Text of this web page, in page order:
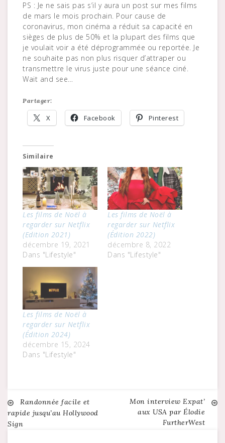
PS : Je ne sais pas s’il y aura un post sur mes films
de mars le mois prochain. Pour cause de
coronavirus, mon cinéma a réduit sa capacité en
sièges de plus de 50% et la plupart des films que
je voulait voir a été déprogrammée ou reportée. Je
ne souhaite pas non plus risquer d’attraper ou
transmettre le virus juste pour une séance ciné.
Wait and see…
Partager:
X Facebook Pinterest
Similaire
Les films de Noël à
regarder sur Netflix
(Edition 2021)
décembre 19, 2021
Dans "Lifestyle"
Les films de Noël à
regarder sur Netflix
(Édition 2022)
décembre 8, 2022
Dans "Lifestyle"
Les films de Noël à
regarder sur Netflix
(Édition 2024)
décembre 15, 2024
Dans "Lifestyle"
Navigation
de
Randonnée facile et
rapide jusqu’au Hollywood
Sign
Mon interview Expat’
aux USA par Élodie
FurtherWest